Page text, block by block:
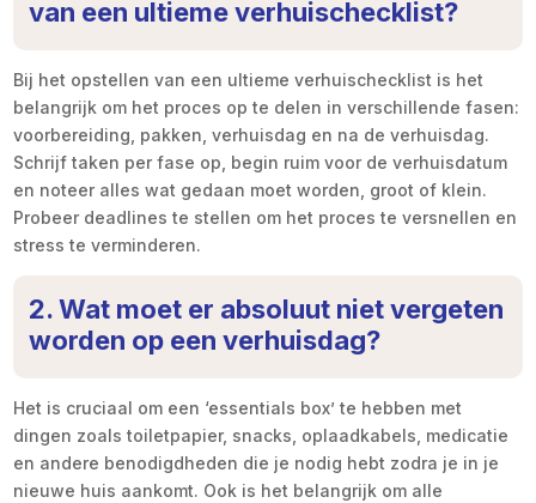
van een ultieme verhuischecklist?
Bij het opstellen van een ultieme verhuischecklist is het
belangrijk om het proces op te delen in verschillende fasen:
voorbereiding, pakken, verhuisdag en na de verhuisdag.
Schrijf taken per fase op, begin ruim voor de verhuisdatum
en noteer alles wat gedaan moet worden, groot of klein.
Probeer deadlines te stellen om het proces te versnellen en
stress te verminderen.
2. Wat moet er absoluut niet vergeten
worden op een verhuisdag?
Het is cruciaal om een ‘essentials box’ te hebben met
dingen zoals toiletpapier, snacks, oplaadkabels, medicatie
en andere benodigdheden die je nodig hebt zodra je in je
nieuwe huis aankomt. Ook is het belangrijk om alle